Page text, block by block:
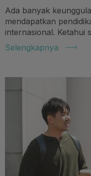
Ada banyak
mendapatkan
internasional. Ketahui
Selengkapnya